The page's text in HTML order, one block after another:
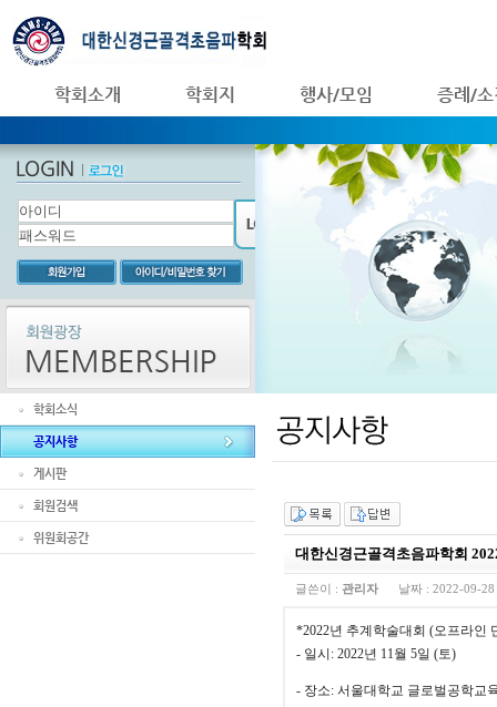
학회소개 학회지 행사/모임 증례/소
학회소식
공지사항
게시판
회원검색
위원회공간
대한신경근골격초음파학회
글쓴이 : 관리자 날짜 : 2022-09-
*2022년 추계학술대회 (오프라인
- 일시 : 2022년 11월 5일 (토)
- 장소: 서울대학교 글로벌공학교